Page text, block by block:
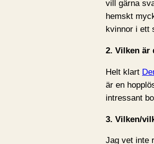
vill gärna
hemskt
kvinnor i ett
2. Vilken är
Helt klart
är en
intressant
3. Vilken/
Jag vet inte